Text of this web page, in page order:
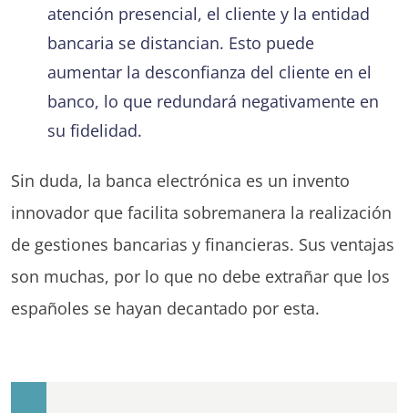
atención presencial, el cliente y la entidad
bancaria se distancian. Esto puede
aumentar la desconfianza del cliente en el
banco, lo que redundará negativamente en
su fidelidad.
Sin duda, la banca electrónica es un invento
innovador que facilita sobremanera la realización
de gestiones bancarias y financieras. Sus ventajas
son muchas, por lo que no debe extrañar que los
españoles se hayan decantado por esta.